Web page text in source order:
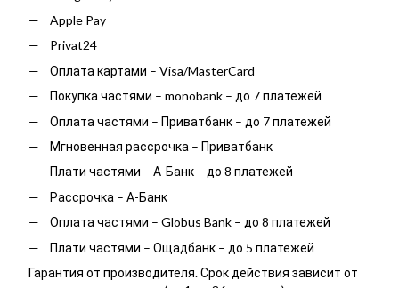
Apple Pay
Privat24
Оплата картами – Visa/MasterCard
Покупка частями – monobank – до 7 платежей
Оплата частями – Приватбанк – до 7 платежей
Мгновенная рассрочка – Приватбанк
Плати частями – А-Банк – до 8 платежей
Рассрочка – А-Банк
Оплата частями – Globus Bank – до 8 платежей
Плати частями – Ощадбанк – до 5 платежей
Гарантия от производителя. Срок действия зависит от